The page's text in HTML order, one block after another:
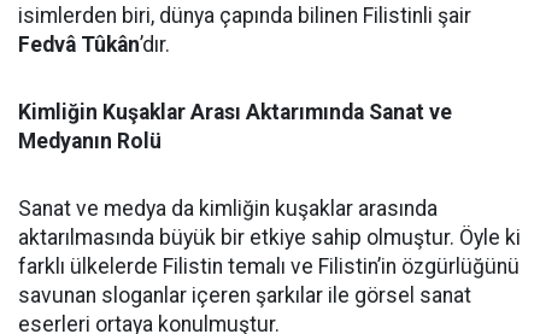
isimlerden biri, dünya çapında bilinen Filistinli şair
Fedvâ Tûkân’dır.
Kimliğin Kuşaklar Arası Aktarımında Sanat ve
Medyanın Rolü
Sanat ve medya da kimliğin kuşaklar arasında
aktarılmasında büyük bir etkiye sahip olmuştur. Öyle ki
farklı ülkelerde Filistin temalı ve Filistin’in özgürlüğünü
savunan sloganlar içeren şarkılar ile görsel sanat
eserleri ortaya konulmuştur.